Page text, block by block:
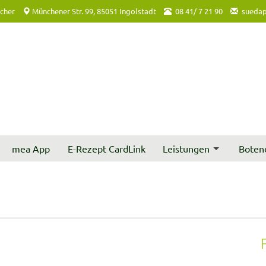
Münchener Str. 99, 85051 Ingolstadt 08 41/ 7 21 90
mea App E-Rezept CardLink Leistungen